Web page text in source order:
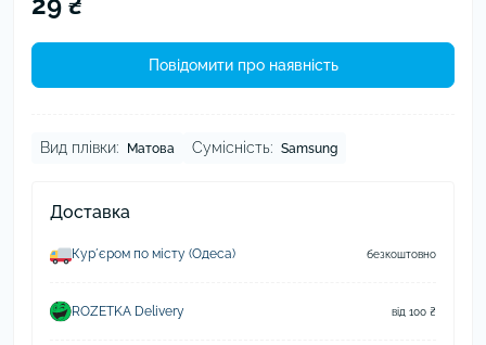
Повідомити про наявність
Вид плівки: Матова Сумісність: Samsung
Доставка
Курʼєром по місту (Одеса) безкоштовно
ROZETKA Delivery від 100 ₴